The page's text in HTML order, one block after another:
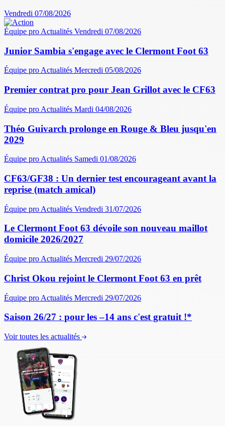
Vendredi 07/08/2026
Équipe pro Actualités Vendredi 07/08/2026
Junior Sambia s'engage avec le Clermont Foot 63
Équipe proActualités Mercredi 05/08/2026
Premier contrat pro pour Jean Grillot avec le CF63
Équipe pro Actualités Mardi 04/08/2026
Théo Guivarch prolonge en Rouge & Bleu jusqu'en
2029
Équipe pro Actualités Samedi 01/08/2026
CF63/GF38 : Un dernier test encourageant avant la
reprise (match amical)
Équipe pro Actualités Vendredi 31/07/2026
Le Clermont Foot 63 dévoile son nouveau maillot
domicile 2026/2027
Équipe pro Actualités Mercredi 29/07/2026
Christ Okou rejoint le Clermont Foot 63 en prêt
Équipe pro Actualités Mercredi 29/07/2026
Saison 26/27 : pour les –14 ans c'est gratuit !*
Voir toutes les actualités